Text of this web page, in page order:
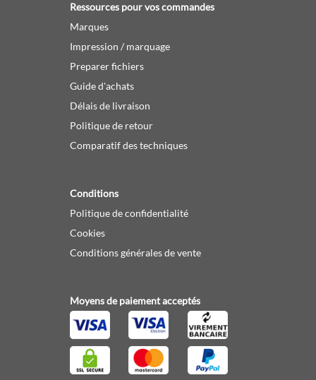
Ressources pour vos commandes
Marques
Impression / marquage
Preparer fichiers
Guide d'achats
Délais de livraison
Politique de retour
Comparatif des techniques
Conditions
Politique de confidentialité
Cookies
Conditions générales de vente
Moyens de paiement acceptés